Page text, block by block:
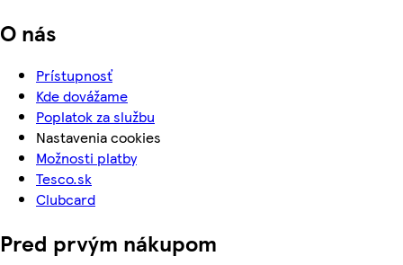
O nás
Prístupnosť
Kde dovážame
Poplatok za službu
Nastavenia cookies
Možnosti platby
Tesco.sk
Clubcard
Pred prvým nákupom